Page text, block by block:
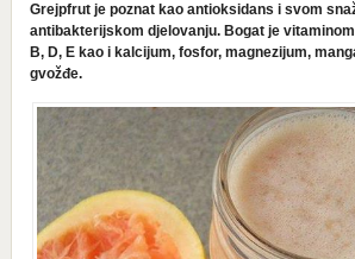
Grejpfrut je poznat kao antioksidans i svom
antibakterijskom djelovanju. Bogat je
B, D, E kao i kalcijum, fosfor, magnezijum,
gvožđe.